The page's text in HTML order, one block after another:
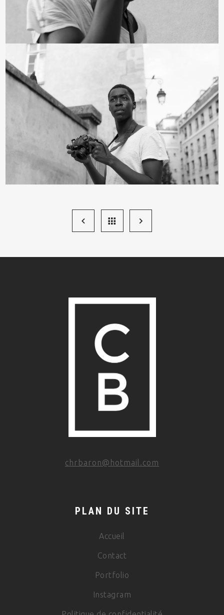
chrbaron@hotmail.com
PLAN DU SITE
Accueil
Contact
Portfolio
Instagram